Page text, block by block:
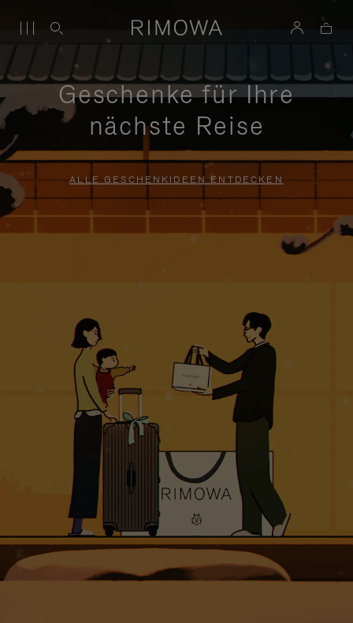
Geschenke für Ihre
nächste Reise
ALLE GESCHENKIDEEN ENTDECKEN